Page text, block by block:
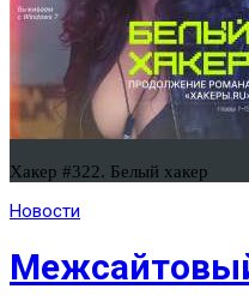
Хакер #322. Белый хакер
Новости